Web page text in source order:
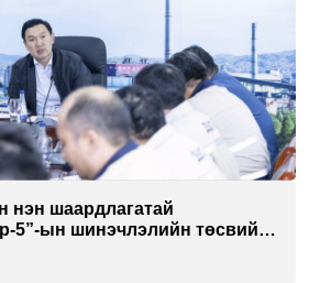
нэн шаардлагатай
5”-ын шинэчлэлийн төсвийг